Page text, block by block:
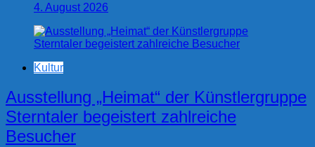
4. August 2026
Kultur
Ausstellung „Heimat“ der Künstlergruppe
Sterntaler begeistert zahlreiche
Besucher